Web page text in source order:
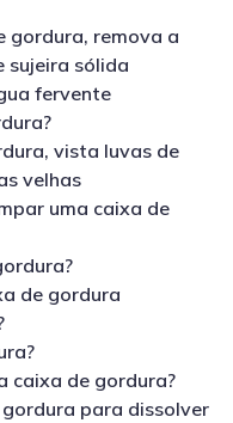
gordura, remova a
sujeira sólida
fervente
vista luvas de
velhas
uma caixa de
de gordura
caixa de gordura?
para dissolver